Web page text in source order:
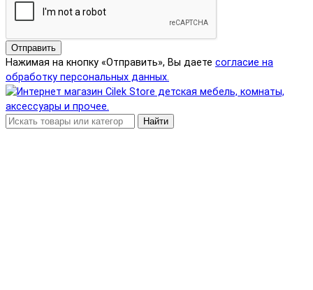
Отправить
Нажимая на кнопку «Отправить», Вы даете согласие на
обработку персональных данных.
Найти